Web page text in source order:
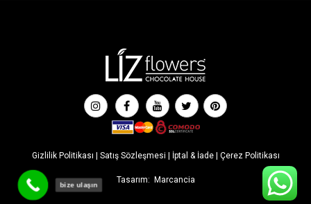
Gizlilik Politikası | Satış Sözleşmesi | İptal & İade| Çerez Politikası
Tasarım: Marcancia
bize ulaşın